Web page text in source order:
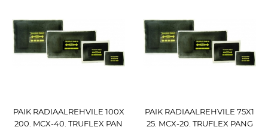
PAIK RADIAALREHVILE 100X
200. MCX-40. TRUFLEX PAN
PAIK RADIAALREHVILE 75X1
25. MCX-20. TRUFLEX PANG